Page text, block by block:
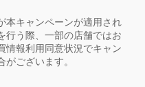
本キャンペーンが適用され
行う際、一部の店舗ではお
情報利用同意状況でキャン
ございます。